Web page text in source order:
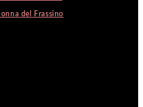
del Frassino